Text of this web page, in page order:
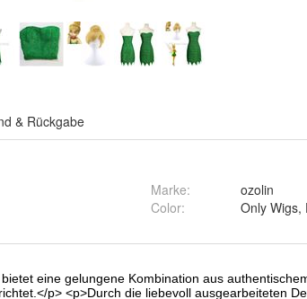
& Rückgabe
Marke:
ozolin
Color: